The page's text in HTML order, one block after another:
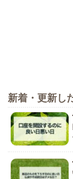
新着・更新し